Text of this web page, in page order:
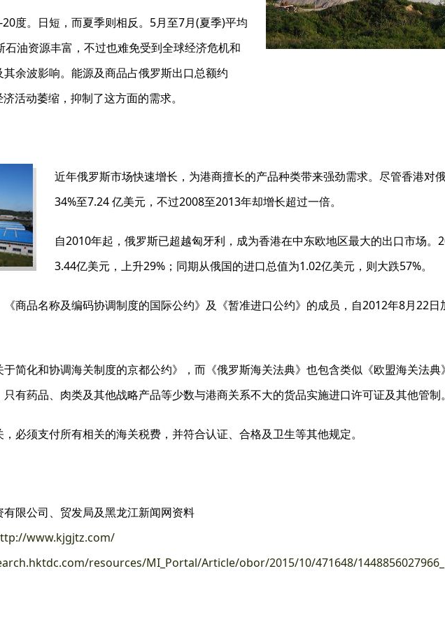
度。日短，而夏季则相反。5月至7月(夏季)平均
油资源丰富，不过也难免受到全球经济危机和
余波影响。能源及商品占俄罗斯出口总额约
活动萎缩，抑制了这方面的需求。
近年俄罗斯市场快速增长，为港商擅长的产品种类带来强劲需求。尽管香港对
34%至7.24 亿美元，不过2008至2013年却增长超过一倍。
自2010年起，俄罗斯已超越匈牙利，成为香港在中东欧地区最大的出口市场
3.44亿美元，上升29%；同期从俄国的进口总值为1.02亿美元，则大跌57%。
商品名称及编码协调制度的国际公约》及《暂准进口公约》的成员，自2012年8月22
简化和协调海关制度的京都公约》，而《俄罗斯海关法典》也包含类似《欧盟海关法
有药品、肉类及其他战略产品等少数与港商关系不大的货品实施进口许可证及其他管制。
必须支付所有相关的海关税费，并符合认证、合格及卫生等其他规定。
限公司、贸发局及黑龙江新闻网资料
www.kjgjtz.com/
resources/MI_Portal/Article/obor/2015/10/471648/